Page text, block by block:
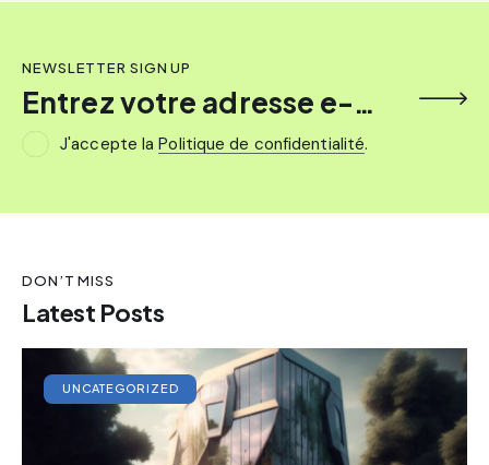
NEWSLETTER SIGN UP
S'inscrire
J'accepte laPolitique de confidentialité.
DON’T MISS
Latest Posts
UNCATEGORIZED